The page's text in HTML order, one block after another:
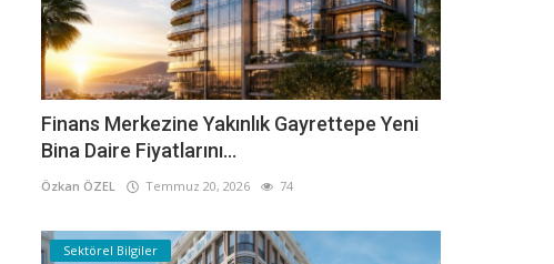
Finans Merkezine Yakınlık Gayrettepe Yeni
Bina Daire Fiyatlarını...
Özkan ÖZEL Temmuz 20, 2026 74
Sektörel Bilgiler